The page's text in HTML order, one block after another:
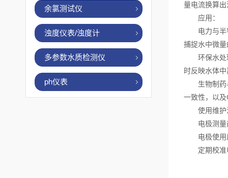
余氯测试仪
浊度仪表/浊度计
多参数水质检测仪
ph仪表
量电流换算
应用：
电力与半导
捕捉水中微
环保水处理
时反映水体
生物制药与
一致性，以
使用维护
电极测量前
电极使用后
定期校准电